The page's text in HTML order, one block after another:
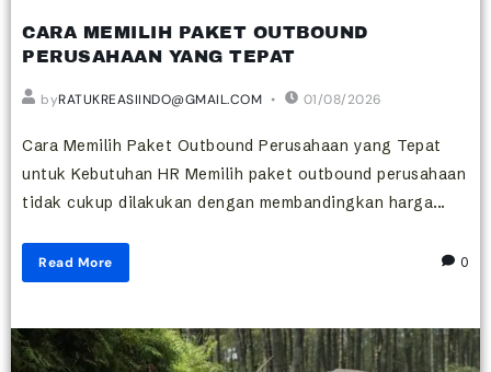
CARA MEMILIH PAKET OUTBOUND
PERUSAHAAN YANG TEPAT
byRATUKREASIINDO@GMAIL.COM 01/08/2026
Cara Memilih Paket Outbound Perusahaan yang Tepat
untuk Kebutuhan HR Memilih paket outbound perusahaan
tidak cukup dilakukan dengan membandingkan harga...
Read More 0